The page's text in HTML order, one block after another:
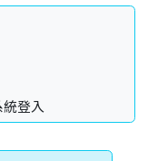
登入